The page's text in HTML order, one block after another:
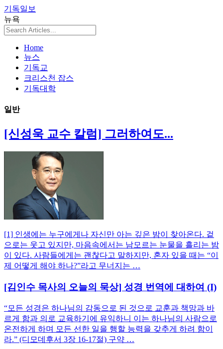
기독일보
뉴욕
Home
뉴스
기독교
크리스천 잡스
기독대학
일반
[신성욱 교수 칼럼] 그러하여도...
[1] 인생에는 누구에게나 자신만 아는 깊은 밤이 찾아온다. 겉
으로는 웃고 있지만, 마음속에서는 남모르는 눈물을 흘리는 밤
이 있다. 사람들에게는 괜찮다고 말하지만, 혼자 있을 때는 “이
제 어떻게 해야 하나?”라고 무너지는 …
[김인수 목사의 오늘의 묵상] 성경 번역에 대하여 (I)
“모든 성경은 하나님의 감동으로 된 것으로 교훈과 책망과 바
르게 함과 의로 교육하기에 유익하니 이는 하나님의 사람으로
온전하게 하며 모든 선한 일을 행할 능력을 갖추게 하려 함이
라.” (디모데후서 3장 16-17절) 구약 …